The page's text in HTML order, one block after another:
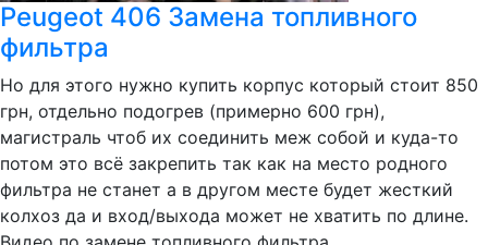
Peugeot 406 Замена топливного
фильтра
Но для этого нужно купить корпус который стоит 850
грн, отдельно подогрев (примерно 600 грн),
магистраль чтоб их соединить меж собой и куда-то
потом это всё закрепить так как на место родного
фильтра не станет а в другом месте будет жесткий
колхоз да и вход/выхода может не хватить по длине.